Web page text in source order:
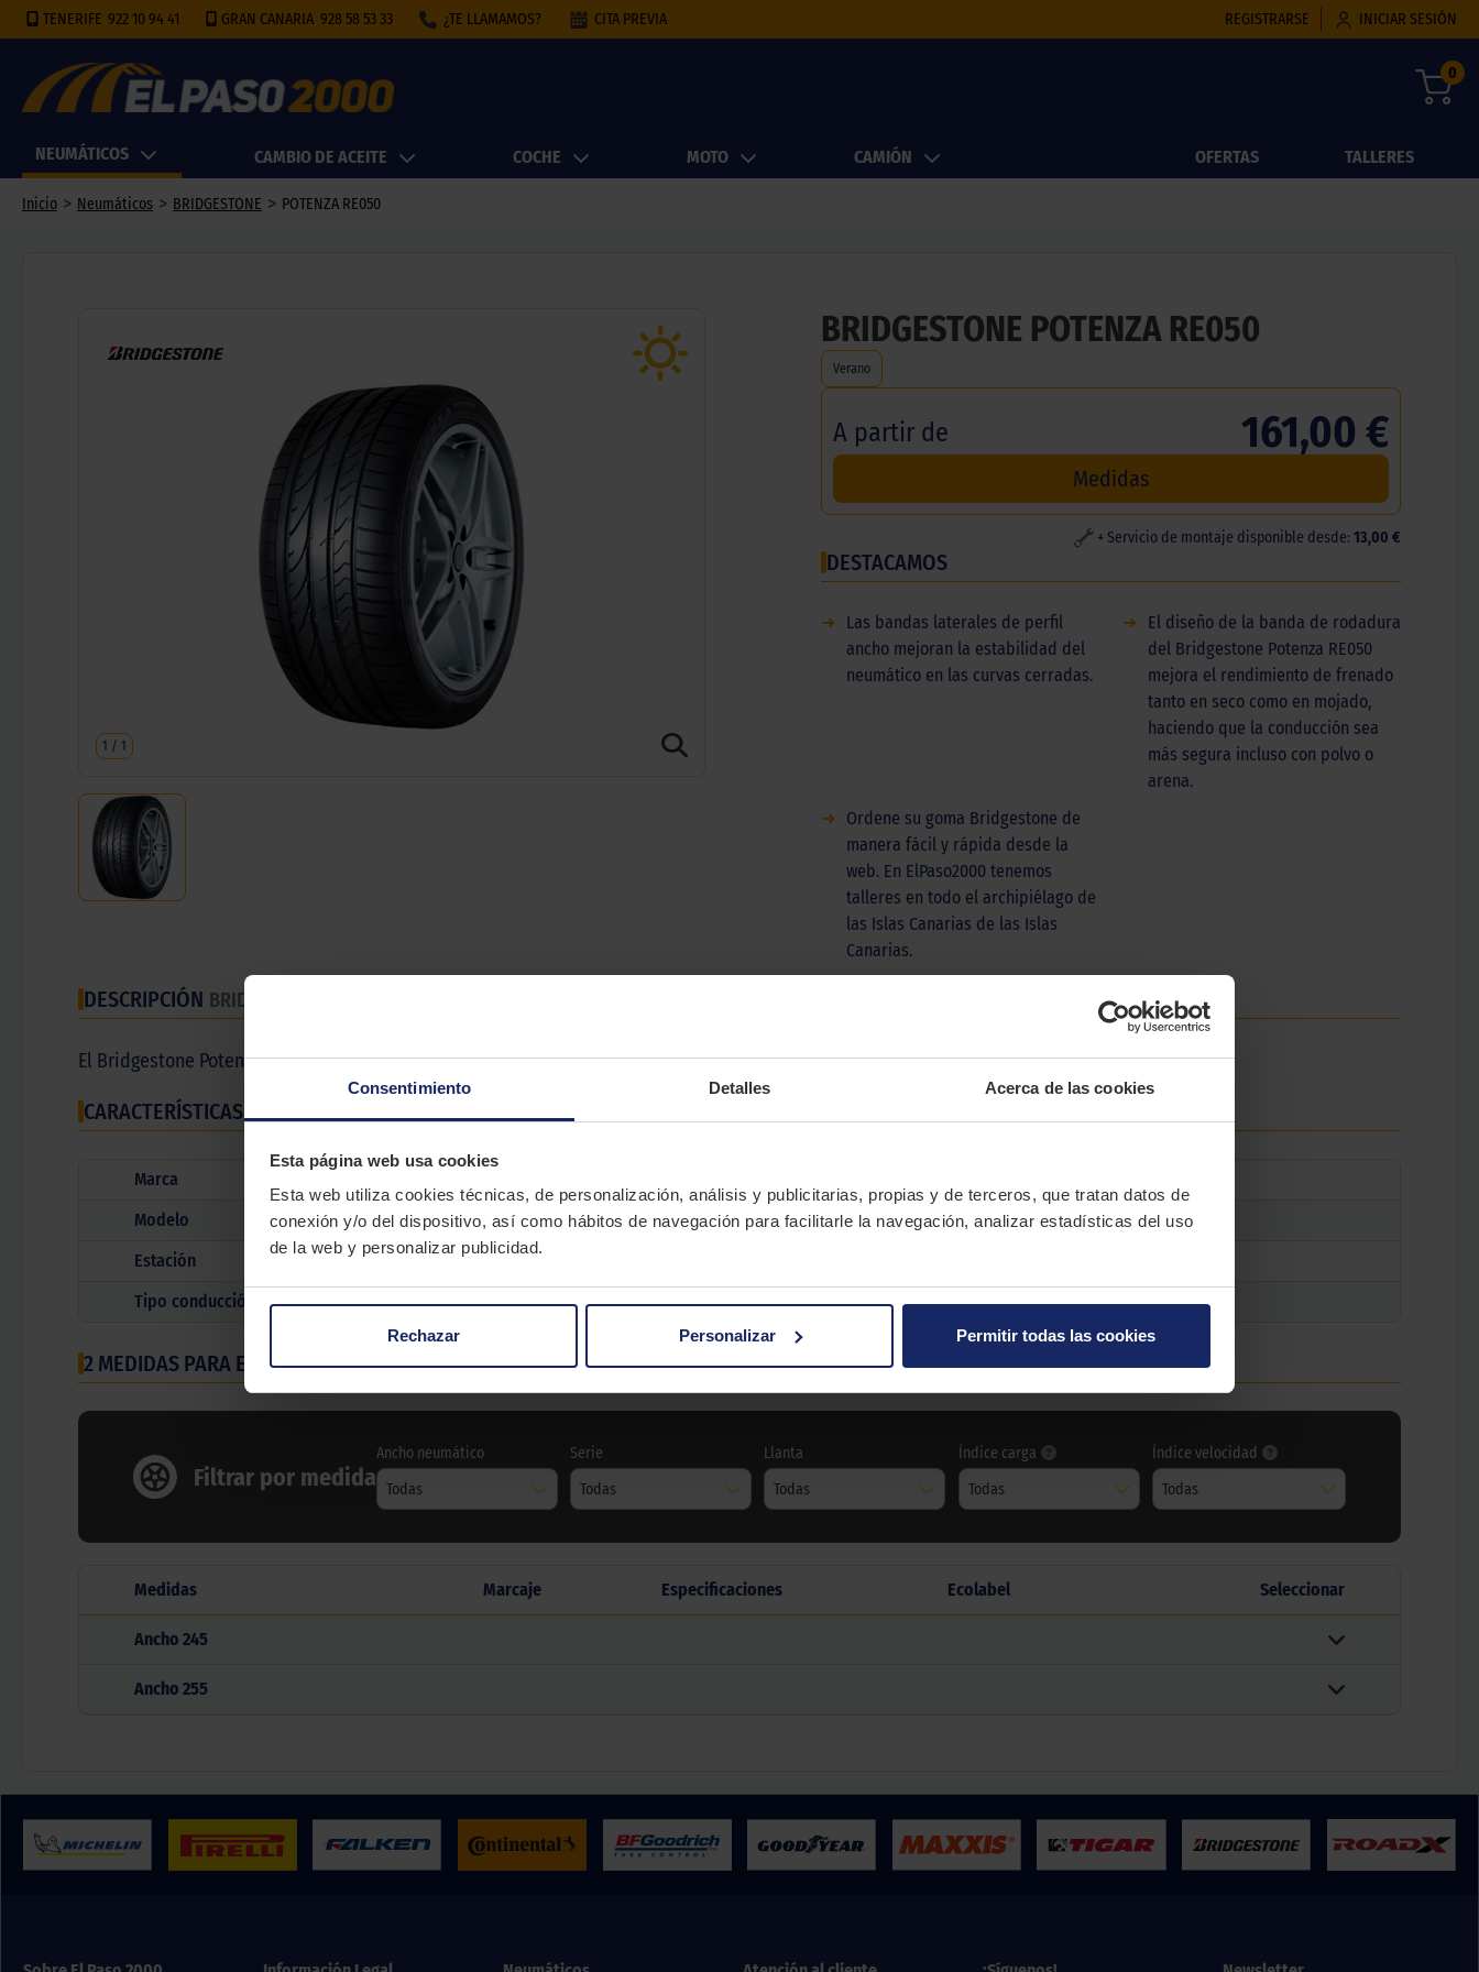
Consentimiento Detalles Acerca de las cookies
Esta página web usa cookies
Esta web utiliza cookies técnicas, de personalización, análisis y publicitarias, propias y de terceros, que tratan datos de
conexión y/o del dispositivo, así como hábitos de navegación para facilitarle la navegación, analizar estadísticas del uso
de la web y personalizar publicidad.
Rechazar Personalizar Permitir todas las cookies
TENERIFE 922 10 94 41 GRAN CANARIA 928 58 53 33 ¿TE LLAMAMOS? CITA PREVIA REGISTRARSE INICIAR SESIÓN
0
NEUMÁTICOS CAMBIO DE ACEITE COCHE MOTO CAMIÓN OFERTAS TALLERES
Inicio > Neumáticos > BRIDGESTONE > POTENZA RE050
1 / 1
BRIDGESTONE POTENZA RE050
Verano
A partir de 161,00 €
Medidas
+ Servicio de montaje disponible desde: 13,00 €
DESTACAMOS
➜
Las bandas laterales de perfil
ancho mejoran la estabilidad del
neumático en las curvas cerradas.
➜
El diseño de la banda de rodadura
del Bridgestone Potenza RE050
mejora el rendimiento de frenado
tanto en seco como en mojado,
haciendo que la conducción sea
más segura incluso con polvo o
arena.
➜
Ordene su goma Bridgestone de
manera fácil y rápida desde la
web. En ElPaso2000 tenemos
talleres en todo el archipiélago de
las Islas Canarias de las Islas
Canarias.
DESCRIPCIÓN BRIDGESTONE POTENZA RE050
El Bridgestone Potenza RE050 es una goma para vehículos deportivos de última generación que destaca por su control y precisión.
CARACTERÍSTICAS TÉCNICAS
Marca
Modelo
POTENZA RE050
Estación
Tipo conducción
SPORT
2 MEDIDAS PARA EL NEUMÁTICO BRIDGESTONE POTENZA RE050
Filtrar por medida
Ancho neumático
Todas
Serie
Todas
Llanta
Todas
Índice carga
Todas
Índice velocidad
Todas
Medidas Marcaje Especificaciones Ecolabel Seleccionar
Ancho 245
Ancho 255